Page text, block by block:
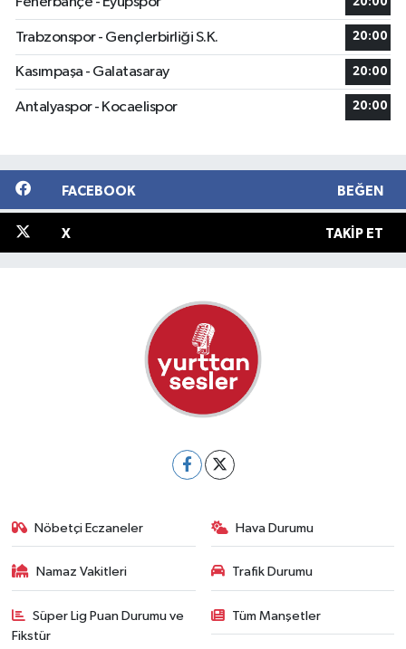
Trabzonspor - Gençlerbirliği S.K. 20:00
Kasımpaşa - Galatasaray 20:00
Antalyaspor - Kocaelispor 20:00
FACEBOOK BEĞEN
X TAKIP ET
Nöbetçi Eczaneler Hava Durumu
Namaz Vakitleri Trafik Durumu
Süper Lig Puan Durumu ve
Fikstür
Tüm Manşetler